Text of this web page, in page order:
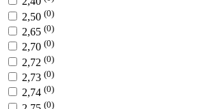
2,50 (0)
2,65 (0)
2,70 (0)
2,72 (0)
2,73 (0)
2,74 (0)
(0)